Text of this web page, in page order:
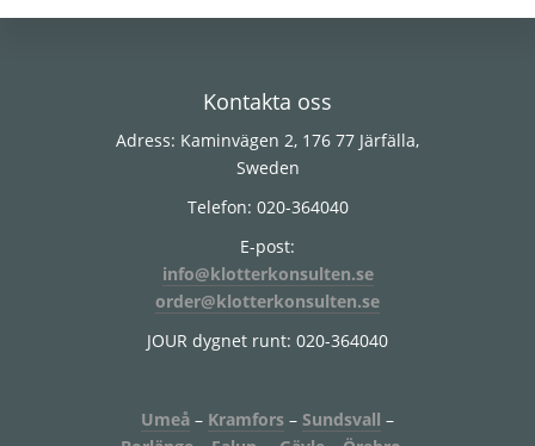
Kontakta oss
Adress: Kaminvägen 2, 176 77 Järfälla,
Sweden
Telefon: 020-364040
E-post:
info@klotterkonsulten.se
order@klotterkonsulten.se
JOUR dygnet runt: 020-364040
Umeå – Kramfors – Sundsvall –